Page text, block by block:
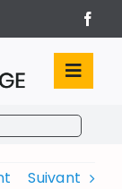
Suivant